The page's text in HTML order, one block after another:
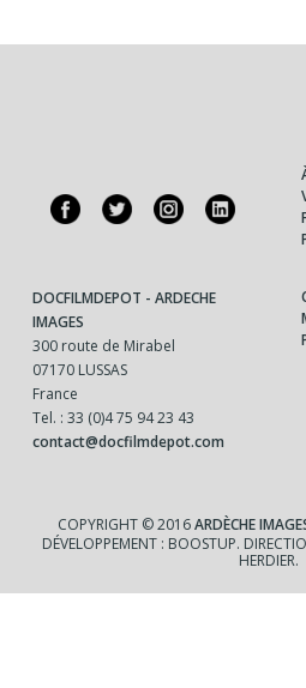
DOCFILMDEPOT - ARDECHE
IMAGES
300 route de Mirabel
07170 LUSSAS
France
Tel. : 33 (0)4 75 94 23 43
contact@docfilmdepot.com
COPYRIGHT © 2016ARDÈCHE
DÉVELOPPEMENT : BOOSTUP.
HERDIER.